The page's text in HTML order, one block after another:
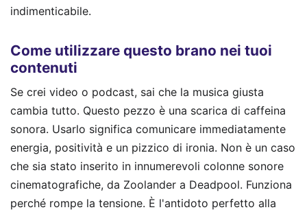
indimenticabile.
Come utilizzare questo brano nei tuoi
contenuti
Se crei video o podcast, sai che la musica giusta
cambia tutto. Questo pezzo è una scarica di caffeina
sonora. Usarlo significa comunicare immediatamente
energia, positività e un pizzico di ironia. Non è un caso
che sia stato inserito in innumerevoli colonne sonore
cinematografiche, da Zoolander a Deadpool. Funziona
perché rompe la tensione. È l'antidoto perfetto alla